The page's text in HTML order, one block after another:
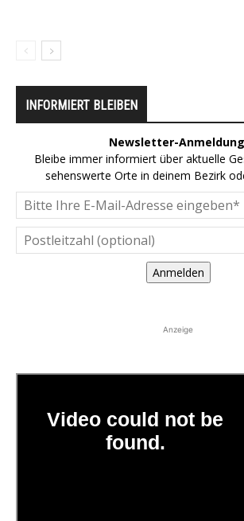
INFORMIERT BLEIBEN
Newsletter-
Bleibe immer informiert über aktuelle
sehenswerte Orte in deinem Bezirk
Anmelden
Anzeige